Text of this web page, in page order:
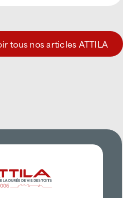
tous nos articles ATTILA